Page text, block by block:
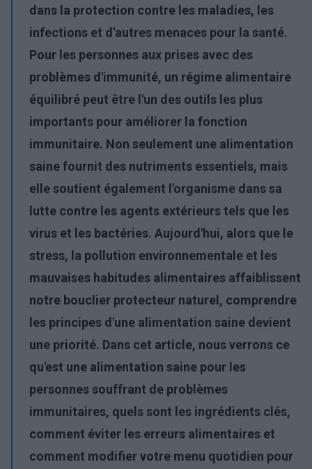
dans la protection contre les maladies, les
infections et d'autres menaces pour la santé.
Pour les personnes aux prises avec des
problèmes d'immunité, un régime alimentaire
équilibré peut être l'un des outils les plus
importants pour améliorer la fonction
immunitaire. Non seulement une alimentation
saine fournit des nutriments essentiels, mais
elle soutient également l'organisme dans sa
lutte contre les agents extérieurs tels que les
virus et les bactéries. Aujourd'hui, alors que le
stress, la pollution environnementale et les
mauvaises habitudes alimentaires affaiblissent
notre bouclier protecteur naturel, comprendre
les principes d'une alimentation saine devient
une priorité. Dans cet article, nous verrons ce
qu'est une alimentation saine pour les
personnes souffrant de problèmes
immunitaires, quels sont les ingrédients clés,
comment éviter les erreurs alimentaires et
comment modifier votre menu quotidien pour